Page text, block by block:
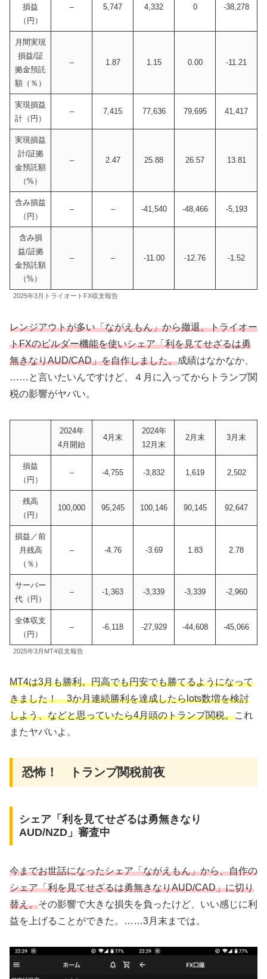
損益
（円）
– 5,747 4,332 0 -38,278
月間実現
損益/証
拠金預託
額（％）
– 1.87 1.15 0.00 -11.21
実現損益
計（円）
– 7,415 77,636 79,695 41,417
実現損益
計/証拠
金預託額
（%）
– 2.47 25.88 26.57 13.81
含み損益
（円）
– – -41,540 -48,466 -5,193
含み損
益/証拠
金預託額
（%）
– – -11.00 -12.76 -1.52
2025年3月トライオートFX収支報告
レンジアウトが多い「ながえもん」から撤退。トライオー
トFXのビルダー機能を使いシェア「利を見てせざるは勇
無きなりAUD/CAD」を自作しました。成績はなかなか、
……と言いたいんですけど、４月に入ってからトランプ関
税の影響がヤバい。
2024年
4月開始
4月末
2024年
12月末
2月末 3月末
損益
（円）
– -4,755 -3,832 1,619 2,502
残高
（円）
100,000 95,245 100,146 90,145 92,647
損益／前
月残高
（％）
– -4.76 -3.69 1.83 2.78
サーバー
代（円）
– -1,363 -3,339 -3,339 -2,960
全体収支
（円）
– -6,118 -27,929 -44,608 -45,066
2025年3月MT4収支報告
MT4は3月も勝利。円高でも円安でも勝てるようになって
きました！ 3か月連続勝利を達成したらlots数増を検討
しよう、などと思っていたら4月頭のトランプ関税。これ
またヤバいよ。
恐怖！ トランプ関税前夜
シェア「利を見てせざるは勇無きなり
AUD/NZD」審査中
今までお世話になったシェア「ながえもん」から、自作の
シェア「利を見てせざるは勇無きなりAUD/CAD」に切り
替え。その影響で大きな損失を負ったけど、いい感じに利
益を上げることができた。……3月末までは。